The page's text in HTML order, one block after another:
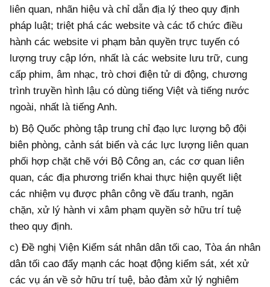
liên quan, nhãn hiệu và chỉ dẫn địa lý theo quy định
pháp luật; triệt phá các website và các tổ chức điều
hành các website vi phạm bản quyền trực tuyến có
lượng truy cập lớn, nhất là các website lưu trữ, cung
cấp phim, âm nhạc, trò chơi điện tử di động, chương
trình truyền hình lậu có dùng tiếng Việt và tiếng nước
ngoài, nhất là tiếng Anh.
b) Bộ Quốc phòng tập trung chỉ đạo lực lượng bộ đội
biên phòng, cảnh sát biển và các lực lượng liên quan
phối hợp chặt chẽ với Bộ Công an, các cơ quan liên
quan, các địa phương triển khai thực hiện quyết liệt
các nhiệm vụ được phân công về đấu tranh, ngăn
chặn, xử lý hành vi xâm phạm quyền sở hữu trí tuệ
theo quy định.
c) Đề nghị Viện Kiểm sát nhân dân tối cao, Tòa án nhân
dân tối cao đẩy mạnh các hoạt động kiểm sát, xét xử
các vụ án về sở hữu trí tuệ, bảo đảm xử lý nghiêm